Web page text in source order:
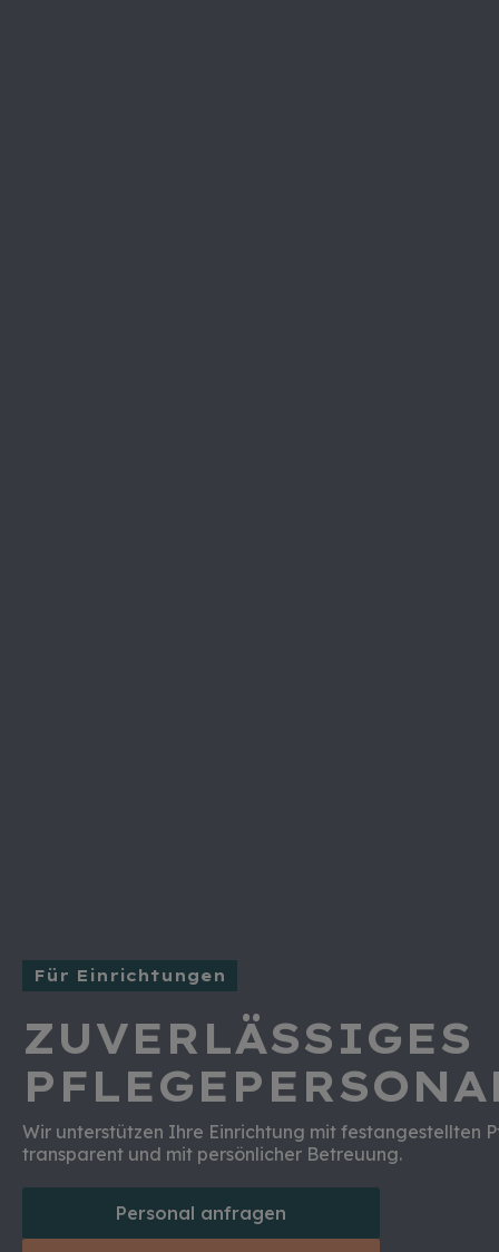
Für Einrichtungen
ZUVERLÄSSIGES
Wir unterstützen Ihre Einrichtung mit festangestellten
transparent und mit persönlicher Betreuung.
Personal anfragen